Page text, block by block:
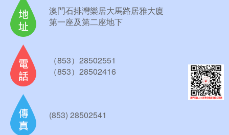
澳門石排灣樂居大馬路居雅大廈
第一座及第二座地下
（853）28502551
（853）28502416
(853) 28502541